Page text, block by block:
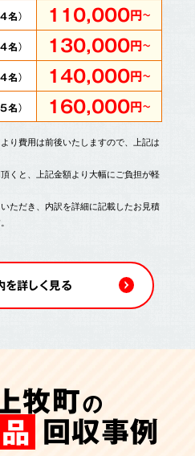
4名） 110,000円～
4名） 130,000円～
4名） 140,000円～
5名） 160,000円～
り費用は前後いたしますので、上記は
くと、上記金額より大幅にご負担が軽
ただき、内訳を詳細に記載したお見積
詳しく見る
牧町の
回収事例